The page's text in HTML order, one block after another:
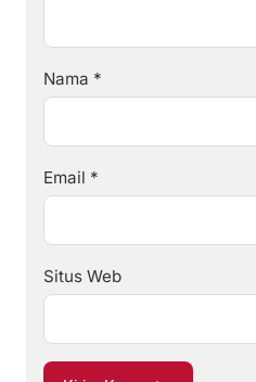
Nama *
Email *
Situs Web